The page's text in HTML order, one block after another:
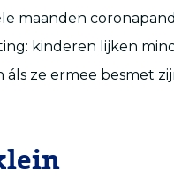
maanden
kinderen lijken
ze ermee besmet